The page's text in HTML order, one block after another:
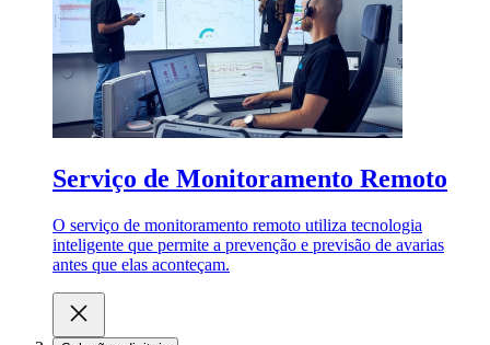
Serviço de Monitoramento Remoto
O serviço de monitoramento remoto utiliza tecnologia
inteligente que permite a prevenção e previsão de avarias
antes que elas aconteçam.